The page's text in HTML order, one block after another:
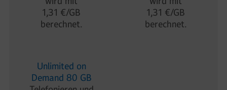
1,31 €/GB
berechnet.
1,31 €/GB
berechnet.
Unlimited on
Demand 80 GB